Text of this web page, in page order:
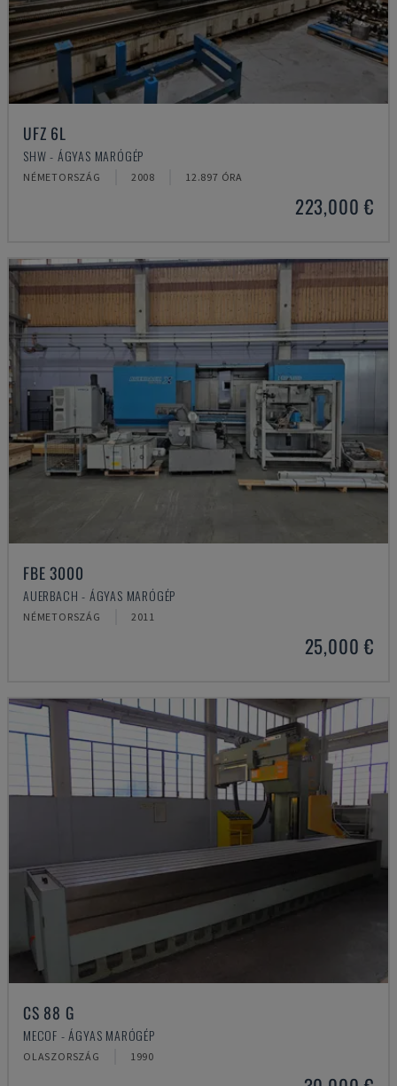
UFZ 6L
SHW - ÁGYAS MARÓGÉP
NÉMETORSZÁG 2008 12.897 ÓRA
223,000 €
FBE 3000
AUERBACH - ÁGYAS MARÓGÉP
NÉMETORSZÁG 2011
25,000 €
CS 88 G
MECOF - ÁGYAS MARÓGÉP
OLASZORSZÁG 1990